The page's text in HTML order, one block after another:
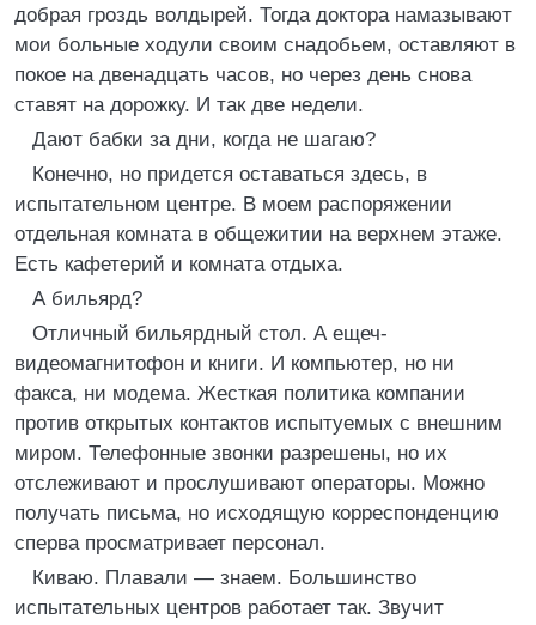
добрая гроздь волдырей. Тогда доктора намазывают
мои больные ходули своим снадобьем, оставляют в
покое на двенадцать часов, но через день снова
ставят на дорожку. И так две недели.
Дают бабки за дни, когда не шагаю?
Конечно, но придется оставаться здесь, в
испытательном центре. В моем распоряжении
отдельная комната в общежитии на верхнем этаже.
Есть кафетерий и комната отдыха.
А бильярд?
Отличный бильярдный стол. А ещеч-
видеомагнитофон и книги. И компьютер, но ни
факса, ни модема. Жесткая политика компании
против открытых контактов испытуемых с внешним
миром. Телефонные звонки разрешены, но их
отслеживают и прослушивают операторы. Можно
получать письма, но исходящую корреспонденцию
сперва просматривает персонал.
Киваю. Плавали — знаем. Большинство
испытательных центров работает так. Звучит